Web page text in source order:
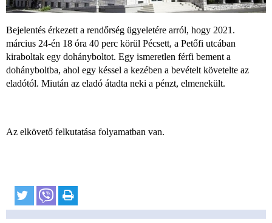
Bejelentés érkezett a rendőrség ügyeletére arról, hogy 2021.
március 24-én 18 óra 40 perc körül Pécsett, a Petőfi utcában
kiraboltak egy dohányboltot. Egy ismeretlen férfi bement a
dohányboltba, ahol egy késsel a kezében a bevételt követelte az
eladótól. Miután az eladó átadta neki a pénzt, elmenekült.
Az elkövető felkutatása folyamatban van.